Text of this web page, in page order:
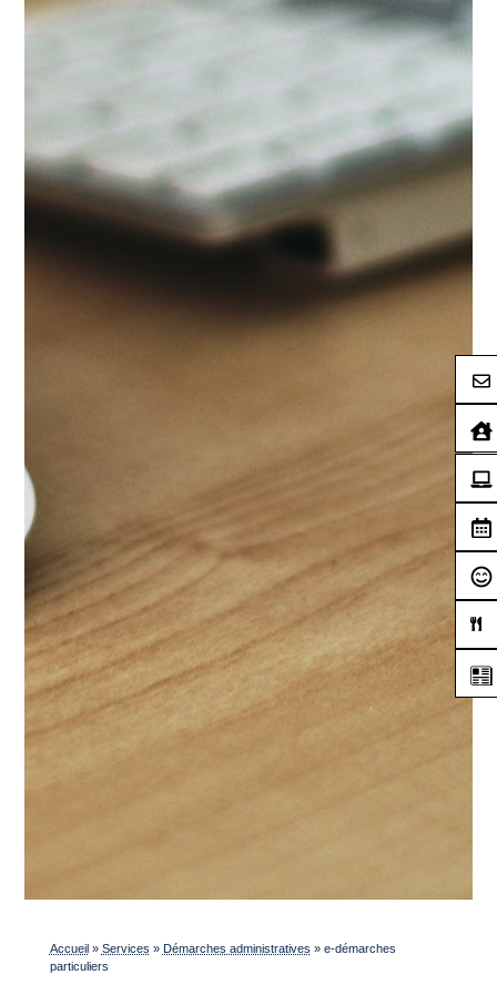
Accueil» Services » Démarches administratives » e-démarches
particuliers